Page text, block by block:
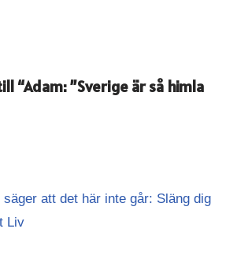
“Adam: ”Sverige är så himla
säger att det här inte går: Släng dig
Liv